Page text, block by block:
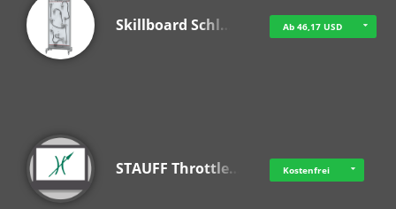
Skillboard Schl… Ab 46,17 USD
STAUFF Throttle… Kostenfrei